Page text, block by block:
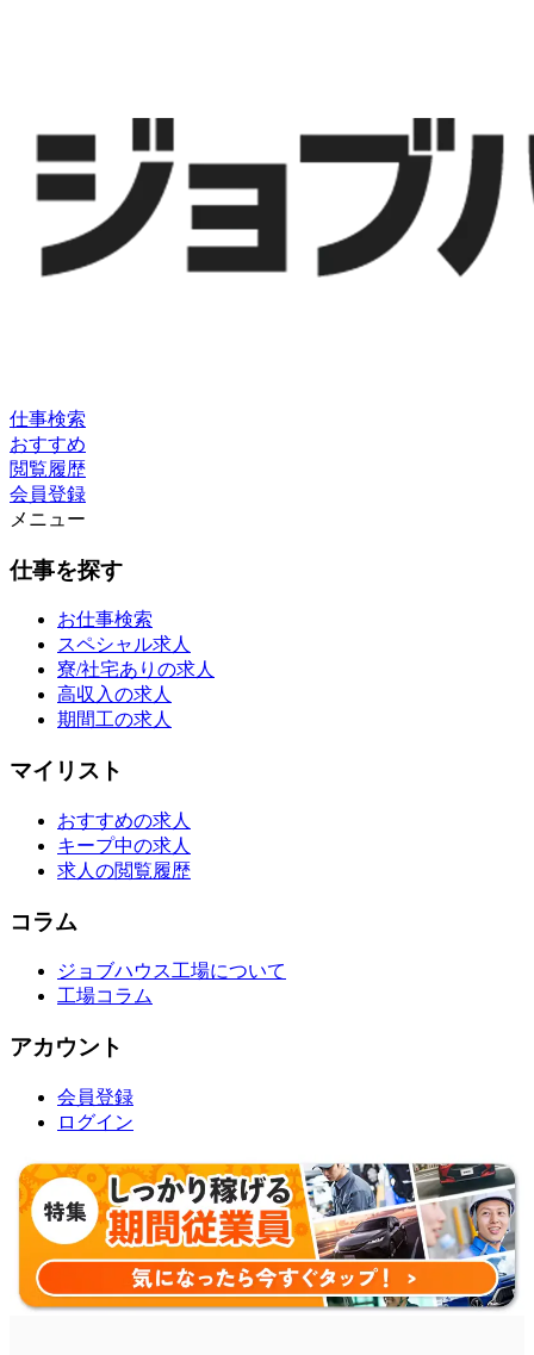
仕事検索
おすすめ
閲覧履歴
会員登録
メニュー
仕事を探す
お仕事検索
スペシャル求人
寮/社宅ありの求人
高収入の求人
期間工の求人
マイリスト
おすすめの求人
キープ中の求人
求人の閲覧履歴
コラム
ジョブハウス工場について
工場コラム
アカウント
会員登録
ログイン